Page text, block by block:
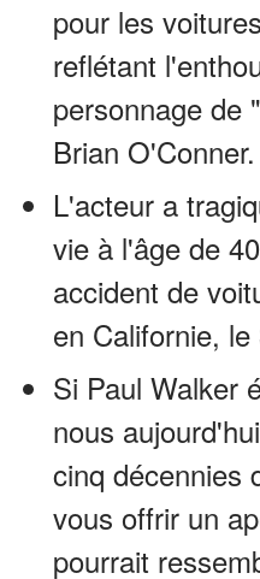
pour les
reflétant
personnage de
Brian O'Conner.
L'acteur a
vie à l'âge de
accident de
en Californie,
Si Paul Walker
nous
cinq décennies
vous offrir un
pourrait